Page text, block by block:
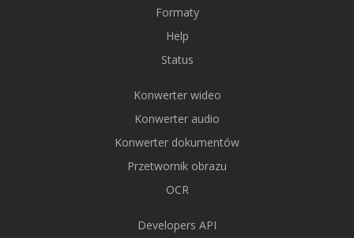
Formaty
Help
Status
Konwerter wideo
Konwerter audio
Konwerter dokumentów
Przetwornik obrazu
OCR
Developers API